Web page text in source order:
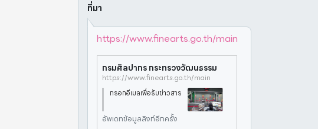
ที่มา
https://www.finearts.go.th/main
กรมศิลปากร กระทรวงวัฒนธรรม
https://www.finearts.go.th/main
กรอกอีเมลเพื่อรับข่าวสาร
อัพเดทข้อมูลลิงก์อีกครั้ง